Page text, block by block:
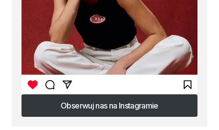
Obserwuj nas na Instagramie
Obserwuj nas na Instagramie